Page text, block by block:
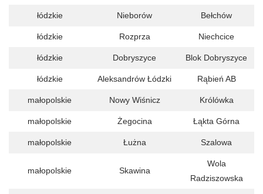
łódzkie Nieborów Bełchów
łódzkie Rozprza Niechcice
łódzkie Dobryszyce Blok Dobryszyce
łódzkie Aleksandrów Łódzki Rąbień AB
małopolskie Nowy Wiśnicz Królówka
małopolskie Żegocina Łąkta Górna
małopolskie Łużna Szalowa
małopolskie Skawina
Wola
Radziszowska